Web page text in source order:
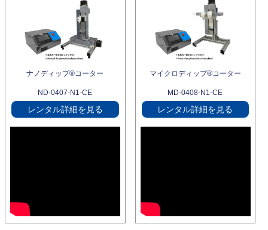
ナノディップ®コーター
ND-0407-N1-CE
レンタル詳細を見る
マイクロディップ®コーター
MD-0408-N1-CE
レンタル詳細を見る